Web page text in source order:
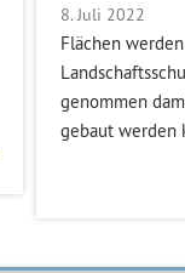
8. Juli 2022
Flächen
genommen
gebaut werden